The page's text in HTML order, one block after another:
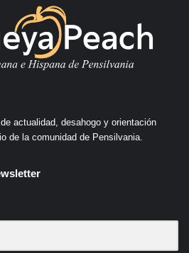
actualidad, desahogo y orientación
de la comunidad de Pensilvania.